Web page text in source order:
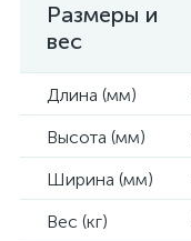
Размеры и
вес
Длина (мм)
Высота (мм)
Ширина (мм)
Вес (кг)